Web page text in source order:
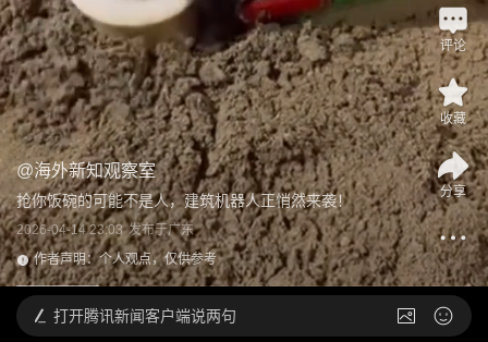
@海外新知观察室
抢你饭碗的可能不是人，建筑机器人正悄然来袭！
2026-04-14 23:03 发布于广东
作者声明：个人观点，仅供参考
评论
收藏
分享
打开腾讯新闻客户端说两句